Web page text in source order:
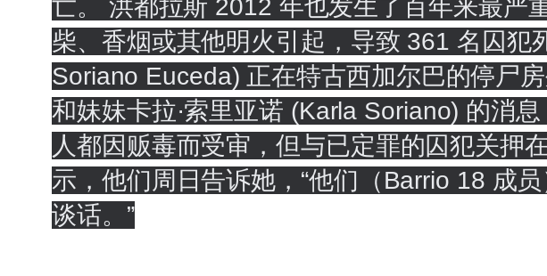
亡。 洪都拉斯 2012 年也发生了百年来最严
柴、香烟或其他明火引起，导致 361 名囚犯
Soriano Euceda) 正在特古西加尔巴的停尸
和妹妹卡拉·索里亚诺 (Karla Soriano) 的消
人都因贩毒而受审，但与已定罪的囚犯关押
示，他们周日告诉她，“他们（Barrio 18 成
谈话。”